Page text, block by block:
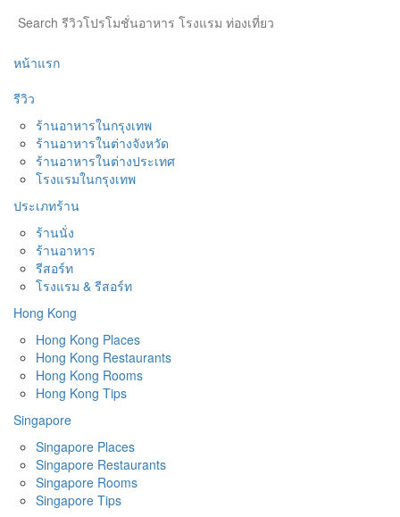
หน้าแรก
รีวิว
ร้านอาหารในกรุงเทพ
ร้านอาหารในต่างจังหวัด
ร้านอาหารในต่างประเทศ
โรงแรมในกรุงเทพ
ประเภทร้าน
ร้านนั่ง
ร้านอาหาร
รีสอร์ท
โรงแรม & รีสอร์ท
Hong Kong
Hong Kong Places
Hong Kong Restaurants
Hong Kong Rooms
Hong Kong Tips
Singapore
Singapore Places
Singapore Restaurants
Singapore Rooms
Singapore Tips